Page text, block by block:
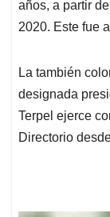
años, a partir
2020. Este fue
La también
designada
Terpel ejerce
Directorio